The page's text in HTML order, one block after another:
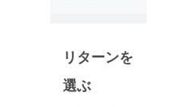
もと、日々
おもしろく
て役に立つ
リターンを
選ぶ